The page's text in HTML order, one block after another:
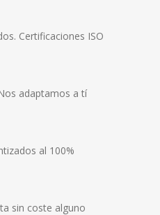
Certificaciones ISO
adaptamos a tí
al 100%
sin coste alguno